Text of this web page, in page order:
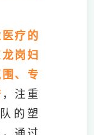
疗的
岗妇
、专
，注重
的塑